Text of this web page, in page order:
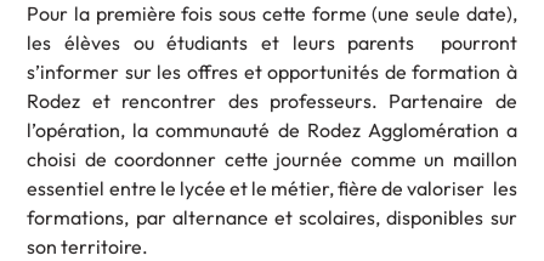
Pour la première fois sous cette forme (une seule date),
les élèves ou étudiants et leurs parents pourront
s’informer sur les offres et opportunités de formation à
Rodez et rencontrer des professeurs. Partenaire de
l’opération, la communauté de Rodez Agglomération a
choisi de coordonner cette journée comme un maillon
essentiel entre le lycée et le métier, fière de valoriser les
formations, par alternance et scolaires, disponibles sur
son territoire.